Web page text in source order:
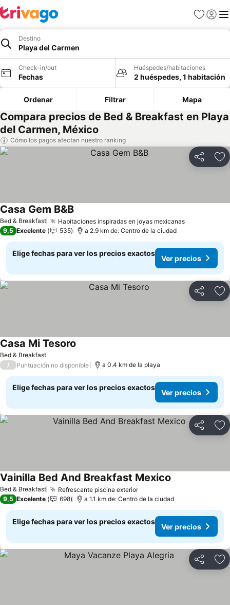
Favoritos
Iniciar
Destino
Playa del Carmen
Check-in/out
Fechas
Huéspedes/habitaciones
2 huéspedes, 1 habitación
Ordenar Filtrar Mapa
Compara precios de Bed & Breakfast en Playa
del Carmen, México
Cómo los pagos afectan nuestro ranking
Compartir
Bed & Breakfast Habitaciones inspiradas en joyas mexicanasVer precios
Casa Gem B&BVer precios
9,5 Excelente 535 a 2.9 km de: Centro de la ciudad
Elige fechas para ver los precios exactos
Ver precios
Compartir
Bed & Breakfast
Casa Mi Tesoro
/ Puntuación no disponible a 0.4 km de la playa
Elige fechas para ver los precios exactos
Ver precios
Compartir
Bed & Breakfast Refrescante piscina exteriorVer precios
Vainilla Bed And Breakfast Mexico
9,5 Excelente 698 a 1.1 km de: Centro de la ciudad
Elige fechas para ver los precios exactos
Ver precios
Compartir